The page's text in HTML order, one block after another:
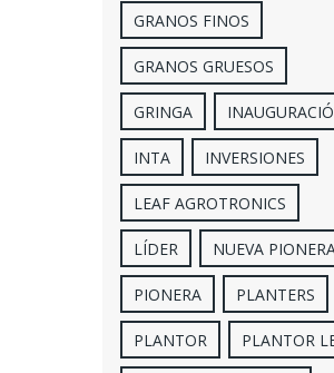
GRANOS FINOS
GRANOS GRUESOS
GRINGA
INTA INVERSIONES
LEAF AGROTRONICS
LÍDER NUEVA
PIONERA PLANTERS
PLANTOR PLANTOR